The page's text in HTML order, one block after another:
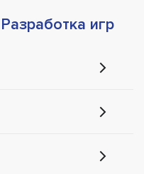
Разработка игр